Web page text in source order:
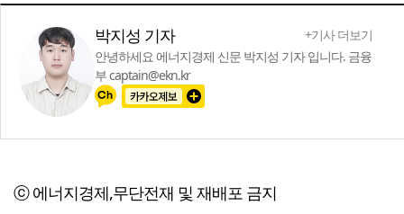
박지성 기자
+기사 더보기
안녕하세요 에너지경제 신문 박지성 기자 입니다. 금융
부 captain@ekn.kr
ⓒ 에너지경제,무단전재 및 재배포 금지